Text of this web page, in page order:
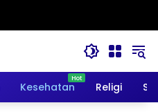
Kesehatan Religi